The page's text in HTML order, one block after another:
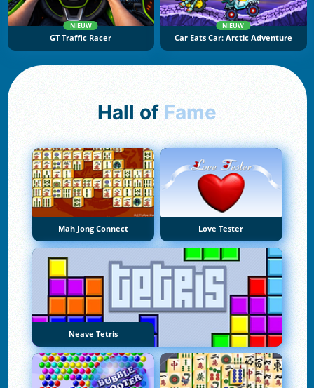
NIEUW
GT Traffic Racer
NIEUW
Car Eats Car: Arctic Adventure
Hall of Fame
Mah Jong Connect Love Tester
Neave Tetris